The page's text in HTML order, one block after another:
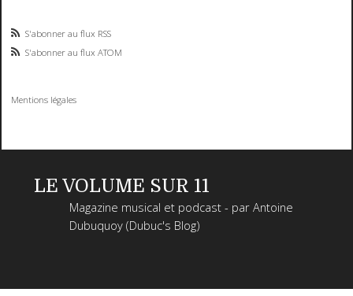
S'abonner au flux RSS
S'abonner au flux ATOM
Mentions légales
LE VOLUME SUR 11
Magazine musical et podcast - par Antoine
Dubuquoy (Dubuc's Blog)